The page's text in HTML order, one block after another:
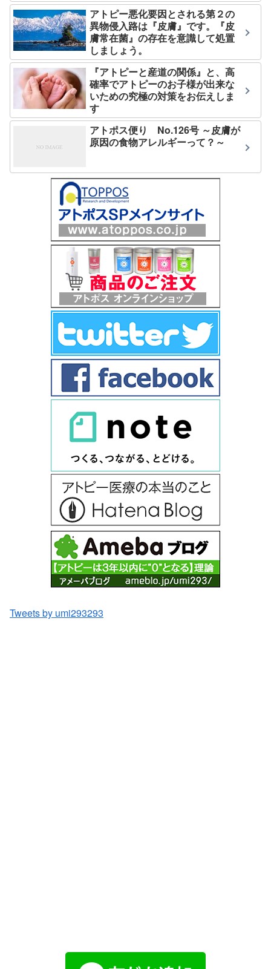
アトピー悪化要因とされる第２の
異物侵入路は『皮膚』です。『皮
膚常在菌』の存在を意識して処置
しましょう。
『アトピーと産道の関係』と、高
確率でアトピーのお子様が出来な
いための究極の対策をお伝えしま
す
アトポス便り No.126号 ～皮膚が
原因の食物アレルギーって？～
Tweets by umi293293